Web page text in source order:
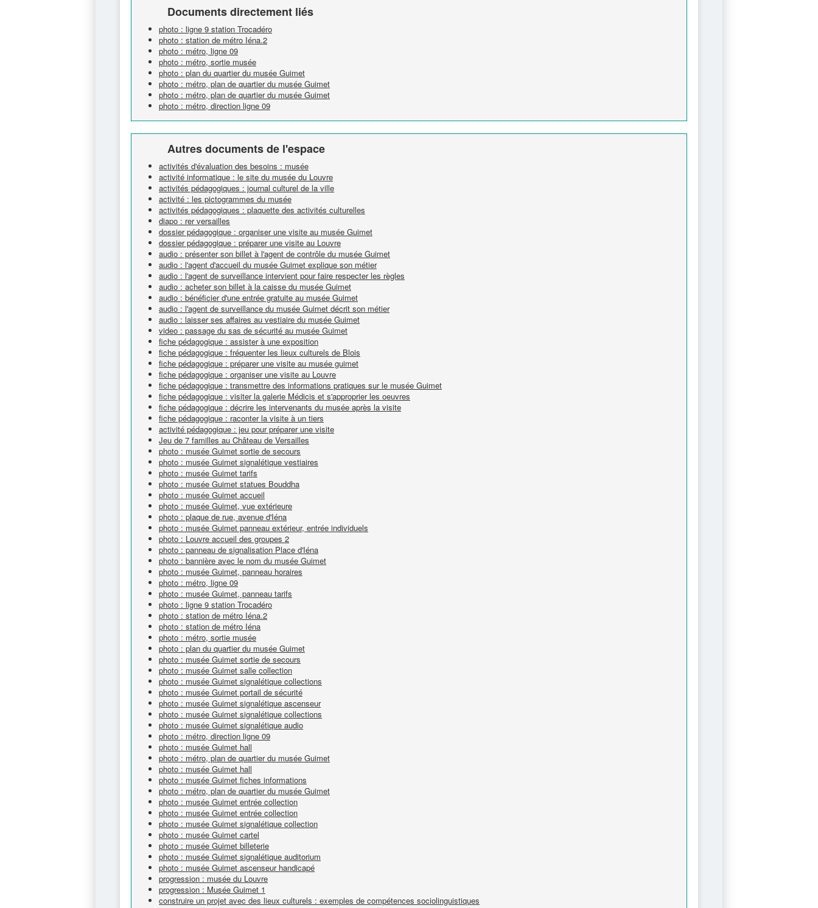
Documents directement liés
photo : ligne 9 station Trocadéro
photo : station de métro Iéna.2
photo : métro, ligne 09
photo : métro, sortie musée
photo : plan du quartier du musée Guimet
photo : métro, plan de quartier du musée Guimet
photo : métro, plan de quartier du musée Guimet
photo : métro, direction ligne 09
Autres documents de l'espace
activités d'évaluation des besoins : musée
activité informatique : le site du musée du Louvre
activités pédagogiques : journal culturel de la ville
activité : les pictogrammes du musée
activités pédagogiques : plaquette des activités culturelles
diapo : rer versailles
dossier pédagogique : organiser une visite au musée Guimet
dossier pédagogique : préparer une visite au Louvre
audio : présenter son billet à l'agent de contrôle du musée Guimet
audio : l'agent d'accueil du musée Guimet explique son métier
audio : l'agent de surveillance intervient pour faire respecter les règles
audio : acheter son billet à la caisse du musée Guimet
audio : bénéficier d'une entrée gratuite au musée Guimet
audio : l'agent de surveillance du musée Guimet décrit son métier
audio : laisser ses affaires au vestiaire du musée Guimet
video : passage du sas de sécurité au musée Guimet
fiche pédagogique : assister à une exposition
fiche pédagogique : fréquenter les lieux culturels de Blois
fiche pédagogique : préparer une visite au musée guimet
fiche pédagogique : organiser une visite au Louvre
fiche pédagogique : transmettre des informations pratiques sur le musée Guimet
fiche pédagogique : visiter la galerie Médicis et s'approprier les oeuvres
fiche pédagogique : décrire les intervenants du musée après la visite
fiche pédagogique : raconter la visite à un tiers
activité pédagogique : jeu pour préparer une visite
Jeu de 7 familles au Château de Versailles
photo : musée Guimet sortie de secours
photo : musée Guimet signalétique vestiaires
photo : musée Guimet tarifs
photo : musée Guimet statues Bouddha
photo : musée Guimet accueil
photo : musée Guimet, vue extérieure
photo : plaque de rue, avenue d'Iéna
photo : musée Guimet panneau extérieur, entrée individuels
photo : Louvre accueil des groupes 2
photo : panneau de signalisation Place d'Iéna
photo : bannière avec le nom du musée Guimet
photo : musée Guimet, panneau horaires
photo : métro, ligne 09
photo : musée Guimet, panneau tarifs
photo : ligne 9 station Trocadéro
photo : station de métro Iéna.2
photo : station de métro Iéna
photo : métro, sortie musée
photo : plan du quartier du musée Guimet
photo : musée Guimet sortie de secours
photo : musée Guimet salle collection
photo : musée Guimet signalétique collections
photo : musée Guimet portail de sécurité
photo : musée Guimet signalétique ascenseur
photo : musée Guimet signalétique collections
photo : musée Guimet signalétique audio
photo : métro, direction ligne 09
photo : musée Guimet hall
photo : métro, plan de quartier du musée Guimet
photo : musée Guimet hall
photo : musée Guimet fiches informations
photo : métro, plan de quartier du musée Guimet
photo : musée Guimet entrée collection
photo : musée Guimet entrée collection
photo : musée Guimet signalétique collection
photo : musée Guimet cartel
photo : musée Guimet billeterie
photo : musée Guimet signalétique auditorium
photo : musée Guimet ascenseur handicapé
progression : musée du Louvre
progression : Musée Guimet 1
construire un projet avec des lieux culturels : exemples de compétences sociolinguistiques